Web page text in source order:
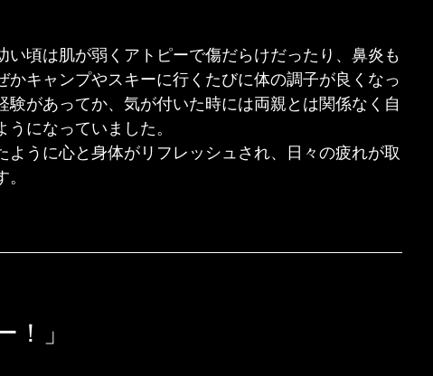
い頃は肌が弱くアトピーで傷だらけだったり、鼻炎も
かキャンプやスキーに行くたびに体の調子が良くなっ
があってか、気が付いた時には両親とは関係なく自
になっていました。
うに心と身体がリフレッシュされ、日々の疲れが取
」